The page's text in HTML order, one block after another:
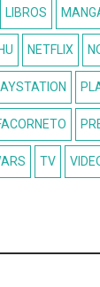
LIBROS
NETFLIX
TV